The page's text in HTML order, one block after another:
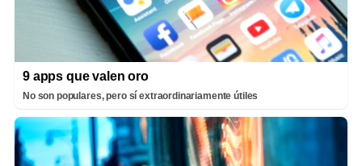
9 apps que valen oro
No son populares, pero sí extraordinariamente útiles